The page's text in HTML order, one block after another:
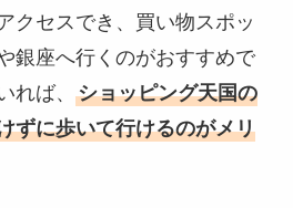
クセスでき、買い物スポッ
銀座へ行くのがおすすめで
れば、
ショッピング天国の
ずに歩いて行けるのがメリ